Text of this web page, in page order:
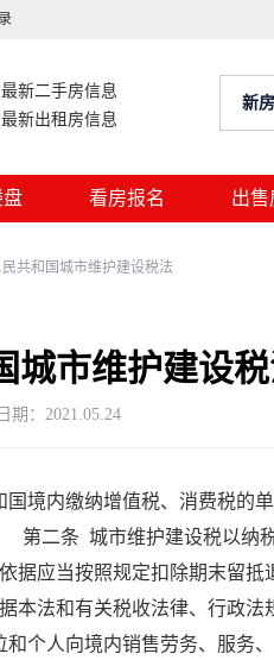
最新二手房信息
最新出租房信息
新房
盘 看房报名 出售
共和国城市维护建设税法
城市维护建设
期：2021.05.24
内缴纳增值税、消费税的单
二条 城市维护建设税以纳税
应当按照规定扣除期末留
本法和有关税收法律、行
个人向境内销售劳务、服务